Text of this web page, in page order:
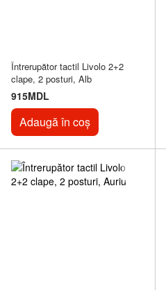
Întrerupător tactil Livolo 2+2
clape, 2 posturi, Alb
915MDL
Adaugă în coș